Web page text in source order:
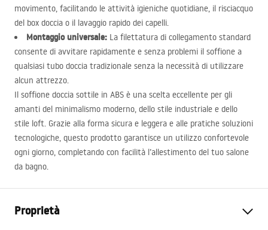
movimento, facilitando le attività igieniche quotidiane, il risciacquo
del box doccia o il lavaggio rapido dei capelli.
Montaggio universale: La filettatura di collegamento standard
consente di avvitare rapidamente e senza problemi il soffione a
qualsiasi tubo doccia tradizionale senza la necessità di utilizzare
alcun attrezzo.
Il soffione doccia sottile in ABS è una scelta eccellente per gli
amanti del minimalismo moderno, dello stile industriale e dello
stile loft. Grazie alla forma sicura e leggera e alle pratiche soluzioni
tecnologiche, questo prodotto garantisce un utilizzo confortevole
ogni giorno, completando con facilità l’allestimento del tuo salone
da bagno.
Proprietà